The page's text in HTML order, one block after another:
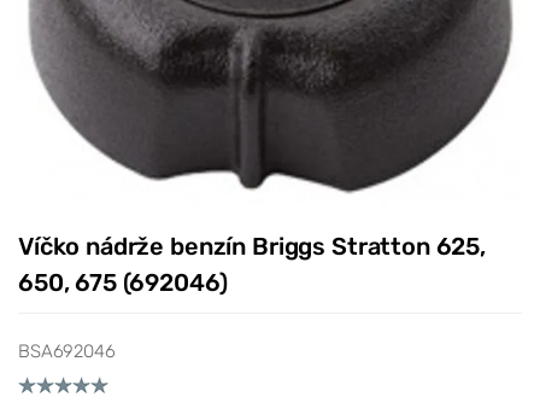
Víčko nádrže benzín Briggs Stratton 625,
650, 675 (692046)
BSA692046